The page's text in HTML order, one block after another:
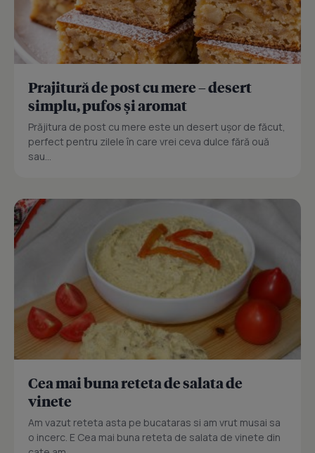
Prajitură de post cu mere – desert
simplu, pufos și aromat
Prăjitura de post cu mere este un desert ușor de făcut,
perfect pentru zilele în care vrei ceva dulce fără ouă
sau...
Cea mai buna reteta de salata de
vinete
Am vazut reteta asta pe bucataras si am vrut musai sa
o incerc. E Cea mai buna reteta de salata de vinete din